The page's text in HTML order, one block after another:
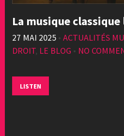
La musique
27 MAI 2025 • ACTUALITÉS
DROIT, LE BLOG • NO
LISTEN